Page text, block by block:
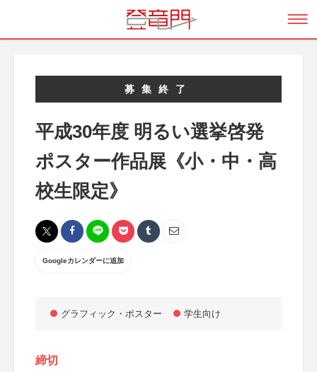
募集終了
平成30年度 明るい選挙啓発
ポスター作品展《小・中・高
校生限定》
Googleカレンダーに追加
グラフィック・ポスター 学生向け
締切